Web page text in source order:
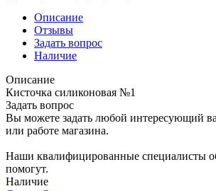
Описание
Отзывы
Задать вопрос
Наличие
Описание
Кисточка силиконовая №1
Задать вопрос
Вы можете задать любой интересующий
или работе магазина.
Наши квалифицированные специалисты
помогут.
Наличие